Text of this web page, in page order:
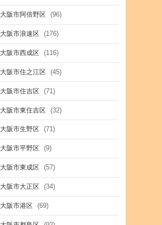
大阪市阿倍野区 (96)
大阪市浪速区 (176)
大阪市西成区 (116)
大阪市住之江区 (45)
大阪市住吉区 (71)
大阪市東住吉区 (32)
大阪市生野区 (71)
大阪市平野区 (9)
大阪市東成区 (57)
大阪市大正区 (34)
大阪市港区 (69)